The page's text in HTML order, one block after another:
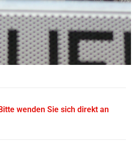
wenden Sie sich direkt an